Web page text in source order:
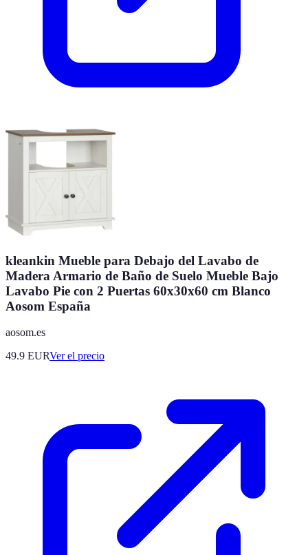
kleankin Mueble para Debajo del Lavabo de
Madera Armario de Baño de Suelo Mueble Bajo
Lavabo Pie con 2 Puertas 60x30x60 cm Blanco
Aosom España
aosom.es
49.9 EURVer el precio